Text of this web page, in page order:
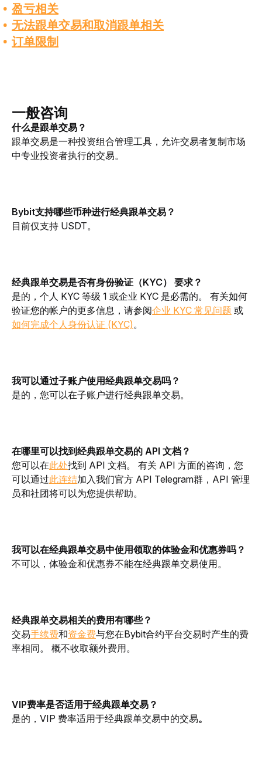
盈亏相关
无法跟单交易和取消跟单相关
订单限制
一般咨询
什么是跟单交易？
跟单交易是一种投资组合管理工具，允许交易者复制市场
中专业投资者执行的交易。
Bybit支持哪些币种进行经典跟单交易？
目前仅支持 USDT。
经典跟单交易是否有身份验证（KYC） 要求？
是的，个人 KYC 等级 1 或企业 KYC 是必需的。 有关如何
验证您的帐户的更多信息，请参阅企业 KYC 常见问题 或
如何完成个人身份认证 (KYC)。
我可以通过子账户使用经典跟单交易吗？
是的，您可以在子账户进行经典跟单交易。
在哪里可以找到经典跟单交易的 API 文档？
您可以在此处找到 API 文档。 有关 API 方面的咨询，您
可以通过此连结加入我们官方 API Telegram群，API 管理
员和社团将可以为您提供帮助。
我可以在经典跟单交易中使用领取的体验金和优惠券吗？
不可以，体验金和优惠券不能在经典跟单交易使用。
经典跟单交易相关的费用有哪些？
交易手续费和资金费与您在Bybit合约平台交易时产生的费
率相同。 概不收取额外费用。
VIP费率是否适用于经典跟单交易？
是的，VIP 费率适用于经典跟单交易中的交易。